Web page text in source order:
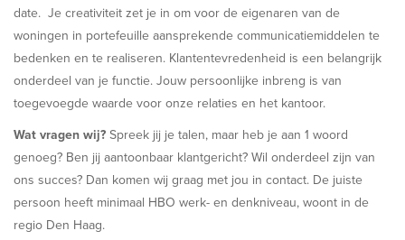
date. Je creativiteit zet je in om voor de eigenaren van de
woningen in portefeuille aansprekende communicatiemiddelen te
bedenken en te realiseren. Klantentevredenheid is een belangrijk
onderdeel van je functie. Jouw persoonlijke inbreng is van
toegevoegde waarde voor onze relaties en het kantoor.
Wat vragen wij? Spreek jij je talen, maar heb je aan 1 woord
genoeg? Ben jij aantoonbaar klantgericht? Wil onderdeel zijn van
ons succes? Dan komen wij graag met jou in contact. De juiste
persoon heeft minimaal HBO werk- en denkniveau, woont in de
regio Den Haag.